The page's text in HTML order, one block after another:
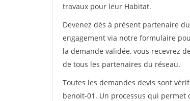
travaux pour leur Habitat.
Devenez dès à présent partenaire
engagement via notre formulaire
la demande validée, vous recevrez
de tous les partenaires du réseau.
Toutes les demandes devis sont
benoit-01. Un processus qui permet